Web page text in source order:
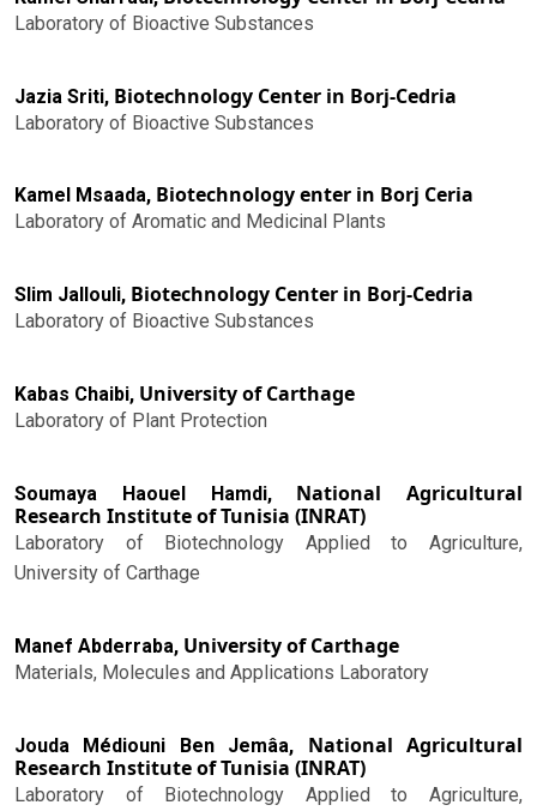
Laboratory of Bioactive Substances
Jazia Sriti, Biotechnology Center in Borj-Cedria
Laboratory of Bioactive Substances
Kamel Msaada, Biotechnology enter in Borj Ceria
Laboratory of Aromatic and Medicinal Plants
Slim Jallouli, Biotechnology Center in Borj-Cedria
Laboratory of Bioactive Substances
Kabas Chaibi, University of Carthage
Laboratory of Plant Protection
Soumaya Haouel Hamdi, National Agricultural
Research Institute of Tunisia (INRAT)
Laboratory of Biotechnology Applied to Agriculture,
University of Carthage
Manef Abderraba, University of Carthage
Materials, Molecules and Applications Laboratory
Jouda Médiouni Ben Jemâa, National Agricultural
Research Institute of Tunisia (INRAT)
Laboratory of Biotechnology Applied to Agriculture,